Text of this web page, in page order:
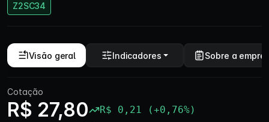
Z2SC34
Visão geral Indicadores Sobre a
Cotação
R$ 27,80 R$ 0,21 (+0,76%)